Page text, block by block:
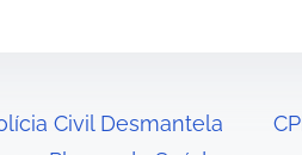
Civil Desmantela